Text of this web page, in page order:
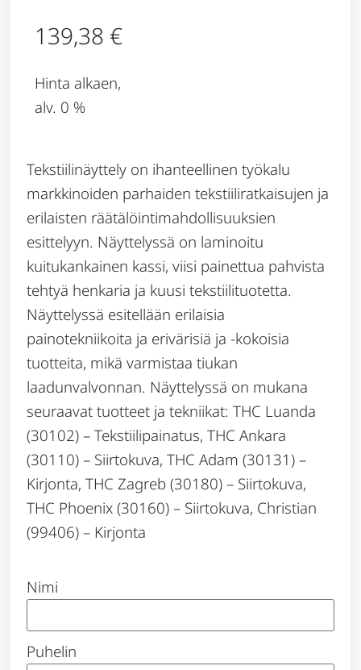
139,38 €
Hinta alkaen,
alv. 0 %
Tekstiilinäyttely on ihanteellinen työkalu
markkinoiden parhaiden tekstiiliratkaisujen ja
erilaisten räätälöintimahdollisuuksien
esittelyyn. Näyttelyssä on laminoitu
kuitukankainen kassi, viisi painettua pahvista
tehtyä henkaria ja kuusi tekstiilituotetta.
Näyttelyssä esitellään erilaisia ​​
painotekniikoita ja erivärisiä ja -kokoisia
tuotteita, mikä varmistaa tiukan
laadunvalvonnan. Näyttelyssä on mukana
seuraavat tuotteet ja tekniikat: THC Luanda
(30102) – Tekstiilipainatus, THC Ankara
(30110) – Siirtokuva, THC Adam (30131) –
Kirjonta, THC Zagreb (30180) – Siirtokuva,
THC Phoenix (30160) – Siirtokuva, Christian
(99406) – Kirjonta
Nimi
Puhelin